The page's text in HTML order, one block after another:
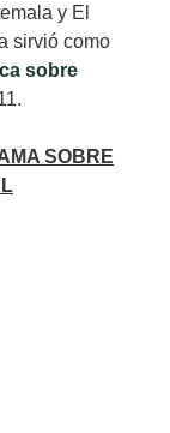
y El
sirvió como
sobre
SOBRE